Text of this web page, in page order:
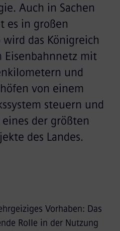
Auch in Sachen
es in großen
das Königreich
Eisenbahnnetz mit
und
von einem
steuern und
der größten
des Landes.
Vorhaben: Das
Rolle in der Nutzung